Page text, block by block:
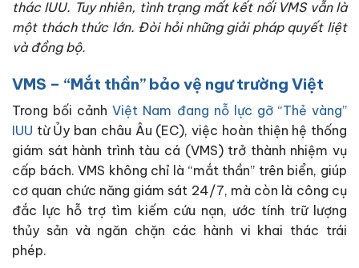
thác IUU. Tuy nhiên, tình trạng mất kết nối VMS vẫn là
một thách thức lớn. Đòi hỏi những giải pháp quyết liệt
và đồng bộ.
VMS – “Mắt thần” bảo vệ ngư trường Việt
Trong bối cảnhViệt Nam đang nỗ lực gỡ “Thẻ vàng”
IUU từ Ủy ban châu Âu (EC), việc hoàn thiện hệ thống
giám sát hành trình tàu cá (VMS) trở thành nhiệm vụ
cấp bách. VMS không chỉ là “mắt thần” trên biển, giúp
cơ quan chức năng giám sát 24/7, mà còn là công cụ
đắc lực hỗ trợ tìm kiếm cứu nạn, ước tính trữ lượng
thủy sản và ngăn chặn các hành vi khai thác trái
phép.